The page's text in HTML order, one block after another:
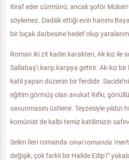
itiraf eder cürmünü; ancak şoför
söylemez. Dadılık ettiği evin hanımı
bir bıçak darbesine hedef olup
Roman iki zıt kadın karakteri, Ak-kız ile
Sallabaş’ı karşı karşıya getirir. Ak-kız bir
katil yapan düzenin bir ferdidir.
eğitim görmüş olan avukat Rıfkı, gönüllü
savunmasını üstlenir. Teyzesiyle
komünist de kalbi temiz katilimizin
Selim İleri romanda cinaî romanda
değişik, çok farklı bir Halide Edip'i”